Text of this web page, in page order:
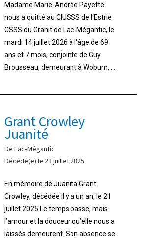
Madame Marie-Andrée Payette
nous a quitté au CIUSSS de l‘Estrie
CSSS du Granit de Lac-Mégantic, le
mardi 14 juillet 2026 à l‘âge de 69
ans et 7 mois, conjointe de Guy
Brousseau, demeurant à Woburn, ...
Grant Crowley
Juanité
De Lac-Mégantic
Décédé(e) le 21 juillet 2025
En mémoire de Juanita Grant
Crowley, décédée il y a un an, le 21
juillet 2025.Le temps passe, mais
l’amour et la douceur qu’elle nous a
laissés demeurent. Son absence se